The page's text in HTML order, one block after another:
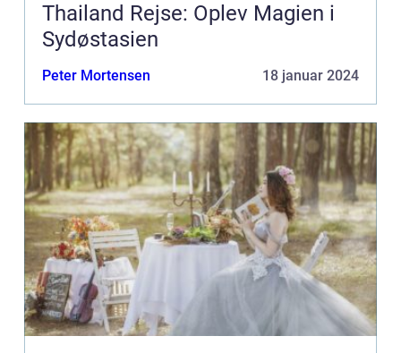
Thailand Rejse: Oplev Magien i
Sydøstasien
Peter Mortensen 18 januar 2024